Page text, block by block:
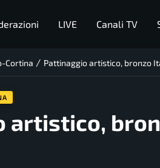
LIVE Canali TV
Cortina / Pattinaggio artistico, bronzo
artistico,